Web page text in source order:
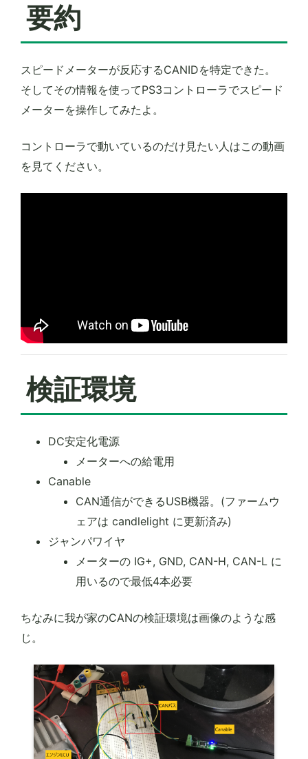
要約
スピードメーターが反応するCANIDを特定できた。
そしてその情報を使ってPS3コントローラでスピード
メーターを操作してみたよ。
コントローラで動いているのだけ見たい人はこの動画
を見てください。
検証環境
DC安定化電源
メーターへの給電用
Canable
CAN通信ができるUSB機器。(ファームウ
ェアは candlelight に更新済み)
ジャンパワイヤ
メーターの IG+, GND, CAN-H, CAN-L に
用いるので最低4本必要
ちなみに我が家のCANの検証環境は画像のような感
じ。